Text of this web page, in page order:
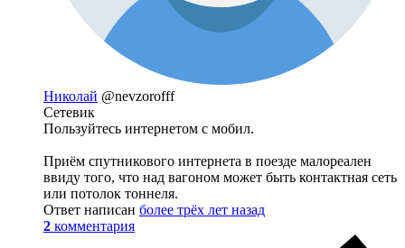
Николай @nevzorofff
Сетевик
Пользуйтесь интернетом с мобил.
Приём спутникового интернета в поезде малореален
ввиду того, что над вагоном может быть контактная сеть
или потолок тоннеля.
Ответ написан более трёх лет назад
2 комментария